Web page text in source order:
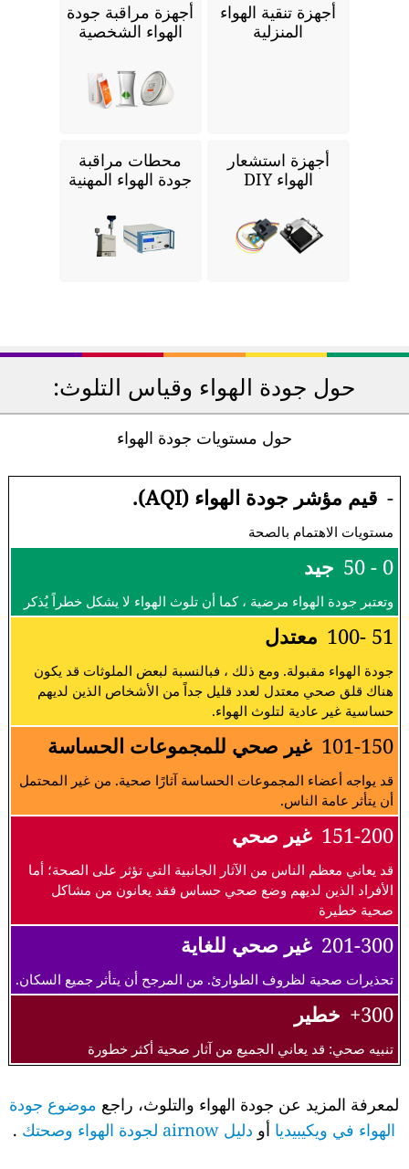
أجهزة تنقية الهواء
المنزلية
أجهزة مراقبة جودة
الهواء الشخصية
أجهزة استشعار
الهواء DIY
محطات مراقبة
جودة الهواء المهنية
حول جودة الهواء وقياس التلوث:
حول مستويات جودة الهواء
- قيم مؤشر جودة الهواء (AQI).
مستويات الاهتمام بالصحة
0 - 50 جيد
وتعتبر جودة الهواء مرضية ، كما أن تلوث الهواء لا يشكل خطراً يُذكر
51 -100 معتدل
جودة الهواء مقبولة. ومع ذلك ، فبالنسبة لبعض الملوثات قد يكون
هناك قلق صحي معتدل لعدد قليل جداً من الأشخاص الذين لديهم
حساسية غير عادية لتلوث الهواء.
101-150 غير صحي للمجموعات الحساسة
قد يواجه أعضاء المجموعات الحساسة آثارًا صحية. من غير المحتمل
أن يتأثر عامة الناس.
151-200 غير صحي
قد يعاني معظم الناس من الآثار الجانبية التي تؤثر على الصحة؛ أما
الأفراد الذين لديهم وضع صحي حساس فقد يعانون من مشاكل
صحية خطيرة
201-300 غير صحي للغاية
تحذيرات صحية لظروف الطوارئ. من المرجح أن يتأثر جميع السكان.
300+ خطير
تنبيه صحي: قد يعاني الجميع من آثار صحية أكثر خطورة
لمعرفة المزيد عن جودة الهواء والتلوث، راجع موضوع جودة
الهواء في ويكيبيدياأو دليل airnow لجودة الهواء وصحتك .